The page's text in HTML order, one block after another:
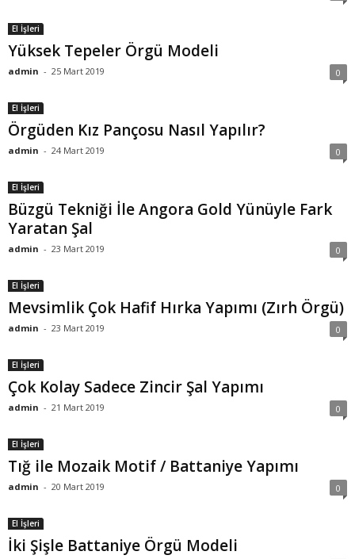
El İşleri
Yüksek Tepeler Örgü Modeli
admin - 25 Mart 2019 0
El İşleri
Örgüden Kız Pançosu Nasıl Yapılır?
admin - 24 Mart 2019 0
El İşleri
Büzgü Tekniği İle Angora Gold Yünüyle Fark
Yaratan Şal
admin - 23 Mart 2019 0
El İşleri
Mevsimlik Çok Hafif Hırka Yapımı (Zırh Örgü)
admin - 23 Mart 2019 0
El İşleri
Çok Kolay Sadece Zincir Şal Yapımı
admin - 21 Mart 2019 0
El İşleri
Tığ ile Mozaik Motif / Battaniye Yapımı
admin - 20 Mart 2019 0
El İşleri
İki Şişle Battaniye Örgü Modeli